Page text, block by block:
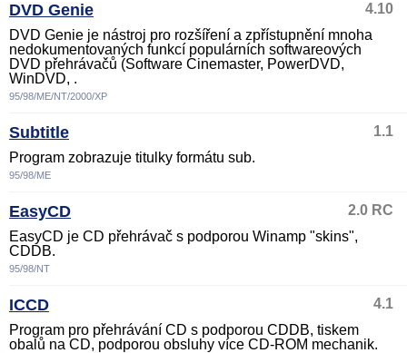
DVD Genie
4.10
DVD Genie je nástroj pro rozšíření a zpřístupnění mnoha
nedokumentovaných funkcí populárních softwareových
DVD přehrávačů (Software Cinemaster, PowerDVD,
WinDVD, .
95/98/ME/NT/2000/XP
Subtitle
1.1
Program zobrazuje titulky formátu sub.
95/98/ME
EasyCD
2.0 RC
EasyCD je CD přehrávač s podporou Winamp "skins",
CDDB.
95/98/NT
ICCD
4.1
Program pro přehrávání CD s podporou CDDB, tiskem
obalů na CD, podporou obsluhy více CD-ROM mechanik.